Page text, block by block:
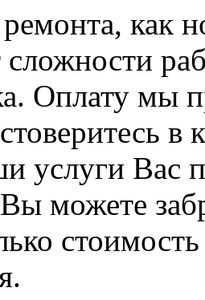
как
сложности
Оплату мы
в
услуги Вас
можете